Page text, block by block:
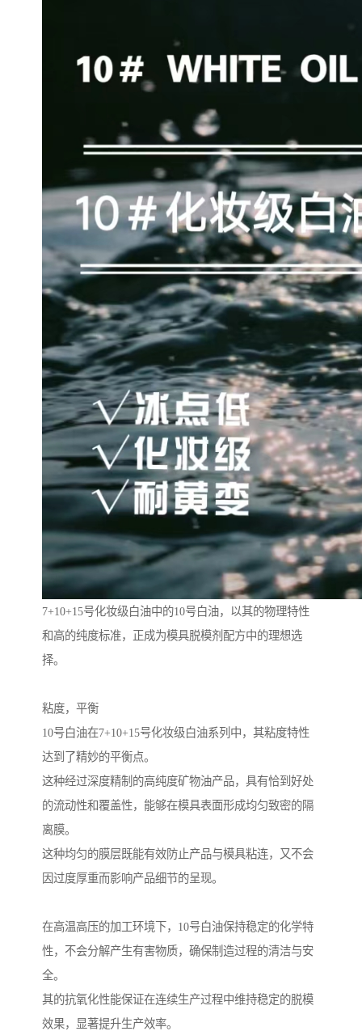
7+10+15号化妆级白油中的10号白油，以其的物理特性
和高的纯度标准，正成为模具脱模剂配方中的理想选
择。
粘度，平衡
10号白油在7+10+15号化妆级白油系列中，其粘度特性
达到了精妙的平衡点。
这种经过深度精制的高纯度矿物油产品，具有恰到好处
的流动性和覆盖性，能够在模具表面形成均匀致密的隔
离膜。
这种均匀的膜层既能有效防止产品与模具粘连，又不会
因过度厚重而影响产品细节的呈现。
在高温高压的加工环境下，10号白油保持稳定的化学特
性，不会分解产生有害物质，确保制造过程的清洁与安
全。
其的抗氧化性能保证在连续生产过程中维持稳定的脱模
效果，显著提升生产效率。